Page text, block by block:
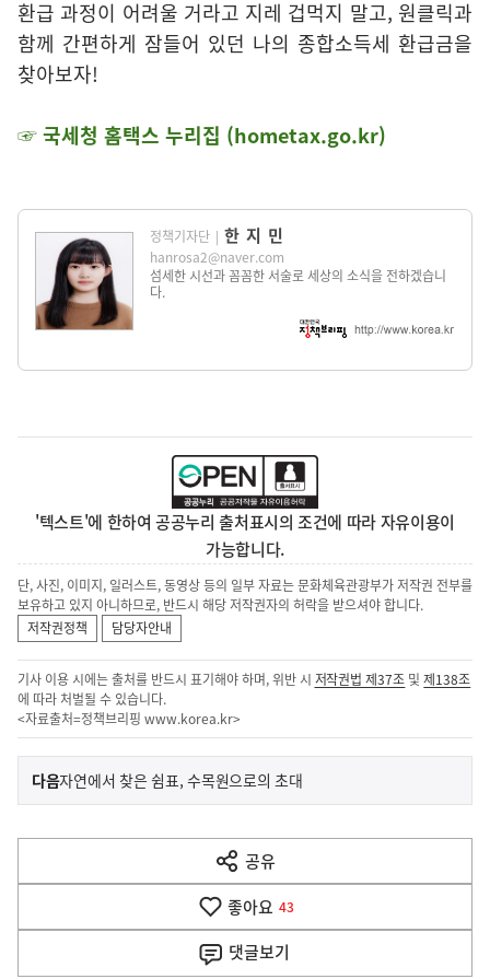
환급 과정이 어려울 거라고 지레 겁먹지 말고, 원클릭과
함께 간편하게 잠들어 있던 나의 종합소득세 환급금을
찾아보자!
☞ 국세청 홈택스 누리집 (hometax.go.kr)
정책기자단 | 한지민
hanrosa2@naver.com
섬세한 시선과 꼼꼼한 서술로 세상의 소식을 전하겠습니
다.
'텍스트'에 한하여 공공누리 출처표시의 조건에 따라 자유이용이
가능합니다.
단, 사진, 이미지, 일러스트, 동영상 등의 일부 자료는 문화체육관광부가 저작권 전부를
보유하고 있지 아니하므로, 반드시 해당 저작권자의 허락을 받으셔야 합니다.
저작권정책
담당자안내
기사 이용 시에는 출처를 반드시 표기해야 하며, 위반 시 저작권법 제37조 및제138조
에 따라 처벌될 수 있습니다.
<자료출처=정책브리핑 www.korea.kr>
이
전
다
음
다음기
자연에서 찾은 쉼표, 수목원으로의 초대
공유
열
기
좋아요 43
댓글보기